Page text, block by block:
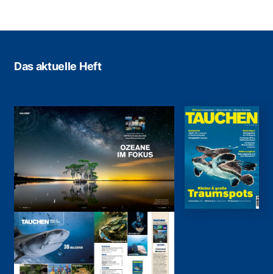
Das aktuelle Heft